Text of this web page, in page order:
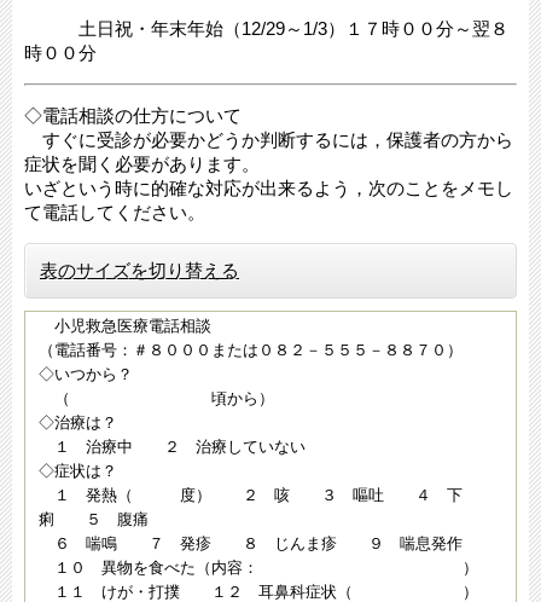
土日祝・年末年始（12/29～1/3）１７時００分～翌８
時００分
◇電話相談の仕方について
すぐに受診が必要かどうか判断するには，保護者の方から
症状を聞く必要があります。
いざという時に的確な対応が出来るよう，次のことをメモし
て電話してください。
表のサイズを切り替える
小児救急医療電話相談
（電話番号：＃８０００または０８２－５５５－８８７０）
◇いつから？
（ 頃から）
◇治療は？
１ 治療中 ２ 治療していない
◇症状は？
１ 発熱（ 度） ２ 咳 ３ 嘔吐 ４ 下
痢 ５ 腹痛
６ 喘鳴 ７ 発疹 ８ じんま疹 ９ 喘息発作
１０ 異物を食べた（内容： ）
１１ けが・打撲 １２ 耳鼻科症状（ ）